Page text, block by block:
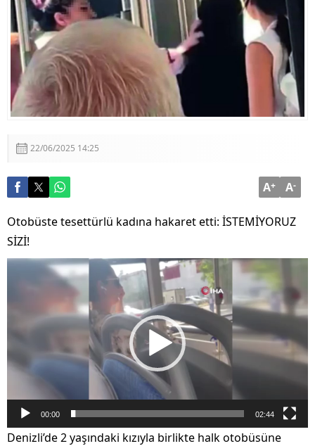
FETÖ Suikast Girişiminde Yeni Gelişme: Silah
Aramaları Başlatıldı
Gökyüzünün Milli Kalbi Tek Merkezden Atacak
22/06/2025 14:25
A+ A-
Otobüste tesettürlü kadına hakaret etti: İSTEMİYORUZ
SİZİ!
Video
oynatıcı
00:00 02:44
Denizli’de 2 yaşındaki kızıyla birlikte halk otobüsüne